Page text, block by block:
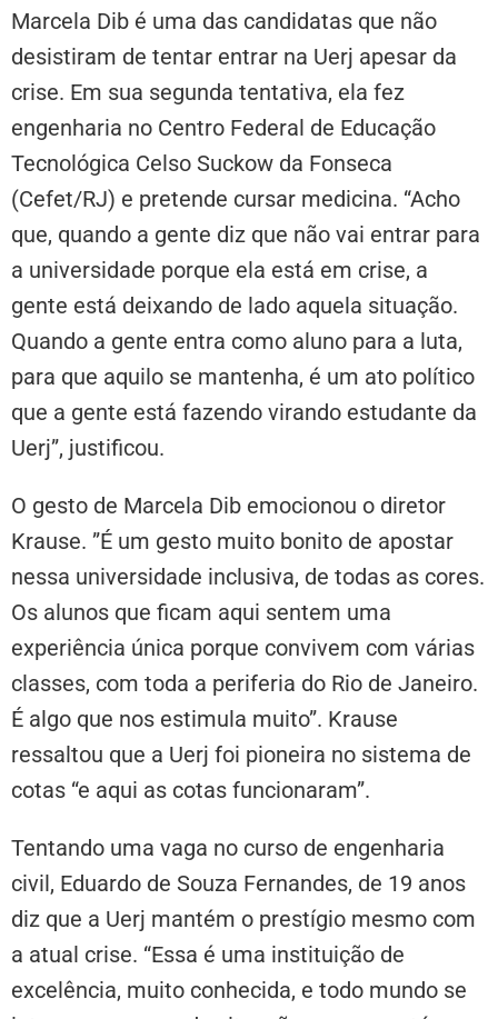
Marcela Dib é uma das candidatas que não
desistiram de tentar entrar na Uerj apesar da
crise. Em sua segunda tentativa, ela fez
engenharia no Centro Federal de Educação
Tecnológica Celso Suckow da Fonseca
(Cefet/RJ) e pretende cursar medicina. “Acho
que, quando a gente diz que não vai entrar para
a universidade porque ela está em crise, a
gente está deixando de lado aquela situação.
Quando a gente entra como aluno para a luta,
para que aquilo se mantenha, é um ato político
que a gente está fazendo virando estudante da
Uerj”, justificou.
O gesto de Marcela Dib emocionou o diretor
Krause. ”É um gesto muito bonito de apostar
nessa universidade inclusiva, de todas as cores.
Os alunos que ficam aqui sentem uma
experiência única porque convivem com várias
classes, com toda a periferia do Rio de Janeiro.
É algo que nos estimula muito”. Krause
ressaltou que a Uerj foi pioneira no sistema de
cotas “e aqui as cotas funcionaram”.
Tentando uma vaga no curso de engenharia
civil, Eduardo de Souza Fernandes, de 19 anos
diz que a Uerj mantém o prestígio mesmo com
a atual crise. “Essa é uma instituição de
excelência, muito conhecida, e todo mundo se